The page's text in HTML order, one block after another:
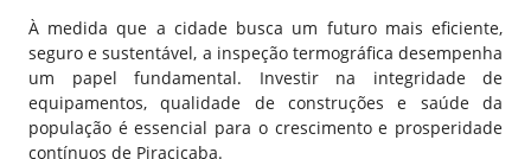
À medida que a cidade busca um futuro mais eficiente,
seguro e sustentável, a inspeção termográfica desempenha
um papel fundamental. Investir na integridade de
equipamentos, qualidade de construções e saúde da
população é essencial para o crescimento e prosperidade
contínuos de Piracicaba.